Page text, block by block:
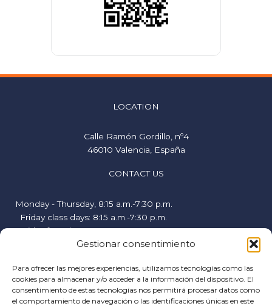
Gestionar consentimiento
Para ofrecer las mejores experiencias, utilizamos tecnologías como las
cookies para almacenar y/o acceder a la información del dispositivo. El
consentimiento de estas tecnologías nos permitirá procesar datos como
el comportamiento de navegación o las identificaciones únicas en este
LOCATION
Calle Ramón Gordillo, nº4
46010 Valencia, España
CONTACT US
Monday - Thursday, 8:15 a.m.-7:30 p.m.
Friday class days: 8:15 a.m.-7:30 p.m.
Friday free days, 9:00 a.m.-2:00 p.m.
hispanicstudies@uvavalencia.org
FOLLOW US